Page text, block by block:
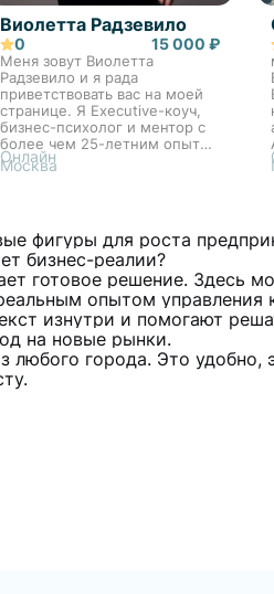
Виолетта Радзевило
0 15 000 ₽
Меня зовут Виолетта
Радзевило и я рада
приветствовать вас на моей
странице. Я Executive-коуч,
бизнес-психолог и ментор с
более чем 25-летним опытом
работы в области
личностного и
Онлайн
Москва
фигуры для роста
бизнес-реалии?
готовое решение. Здесь
опытом
изнутри и помогают
на новые рынки.
любого города. Это удобно,